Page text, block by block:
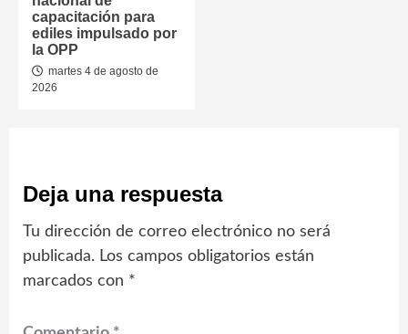
capacitación para
ediles impulsado por
la OPP
martes 4 de agosto de
2026
Deja una respuesta
Tu dirección de correo electrónico no será
publicada. Los campos obligatorios están
marcados con *